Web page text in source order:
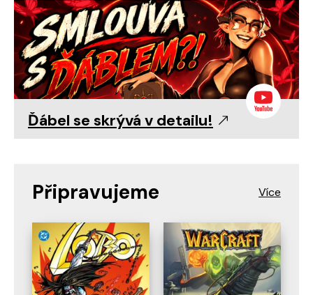
Ďábel se skrývá v detailu!
Připravujeme